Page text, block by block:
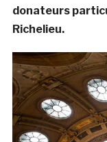
donateurs
Richelieu.